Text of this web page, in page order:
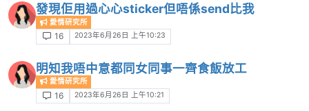
發現佢用過心心sticker但唔係send比我
愛情研究所
16 2023年6月26日 上午10:23
明知我唔中意都同女同事一齊食飯放工
愛情研究所
16 2023年6月26日 上午10:21